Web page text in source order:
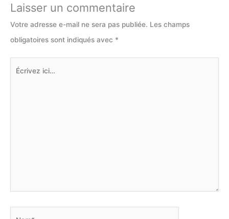
Laisser un commentaire
Votre adresse e-mail ne sera pas publiée. Les champs
obligatoires sont indiqués avec *